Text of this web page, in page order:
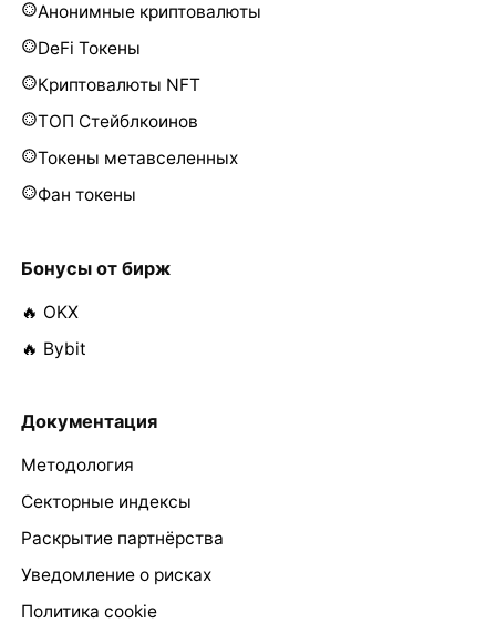
Анонимные криптовалюты
DeFi Токены
Криптовалюты NFT
ТОП Стейблкоинов
Токены метавселенных
Фан токены
Бонусы от бирж
🔥 OKX
🔥 Bybit
Документация
Методология
Секторные индексы
Раскрытие партнёрства
Уведомление о рисках
Политика cookie